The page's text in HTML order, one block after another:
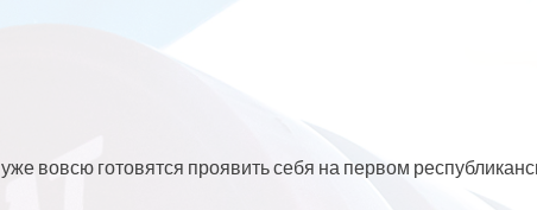
уже вовсю готовятся проявить себя на первом